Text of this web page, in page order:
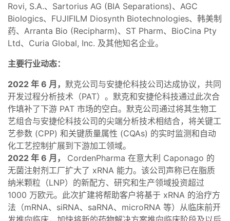
Rovi, S.A.、Sartorius AG (BIA Separations)、AGC
Biologics、FUJIFILM Diosynth Biotechnologies、韩美制
药、Arranta Bio (Recipharm)、ST Pharm、BioCina Pty
Ltd、Curia Global, Inc. 及其他知名企业。
主要行业动态：
2022 年 6 月， 默克公司与安捷伦科技公司达成协议，共同
开发过程分析技术（PAT）。默克和安捷伦科技通过此次合
作填补了下游 PAT 市场的空白。默克公司通过将其生物工
艺组合与安捷伦科技公司的尖端分析技术相结合，将关键工
艺参数 (CPP) 和关键质量属性 (CQAs) 的实时监测和自动
化工艺控制扩展到下游加工领域。
2022 年 6 月， CordenPharma 在意大利 Caponago 的
无菌注射剂工厂扩大了 xRNA 能力。该公司声称已在脂质
纳米颗粒（LNP）的新配方、研究和生产领域投资超过
1000 万欧元。此次扩建将帮助客户将基于 xRNA 的治疗方
法（mRNA、siRNA、saRNA、microRNA 等）从临床前开